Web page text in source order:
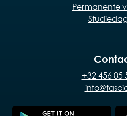
Permanente
+32 456 05